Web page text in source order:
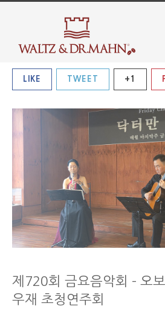
LIKE TWEET +1
제720회 금요음악회 – 오
우재 초청연주회